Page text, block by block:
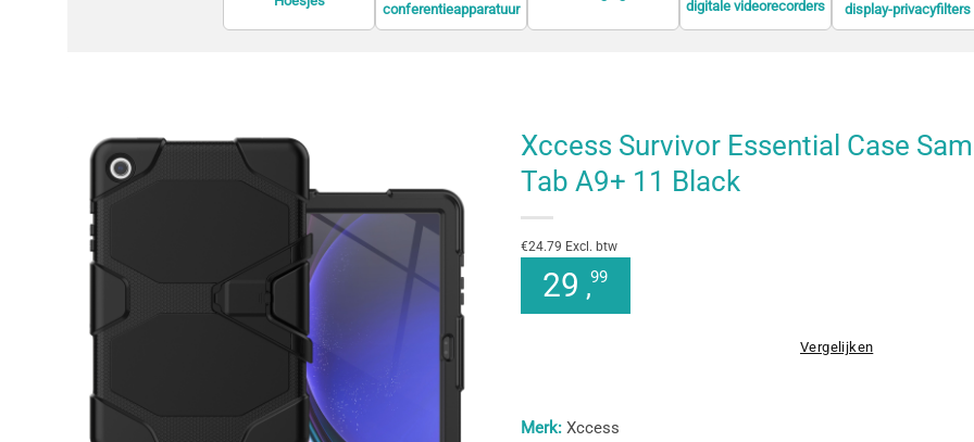
conferentieapparatuur
digitale videorecorders
display-privacyfilters
Xccess Survivor Essential Case
Tab A9+ 11 Black
€24.79 Excl. btw
29 ,99
Vergelijken
Merk:Xccess